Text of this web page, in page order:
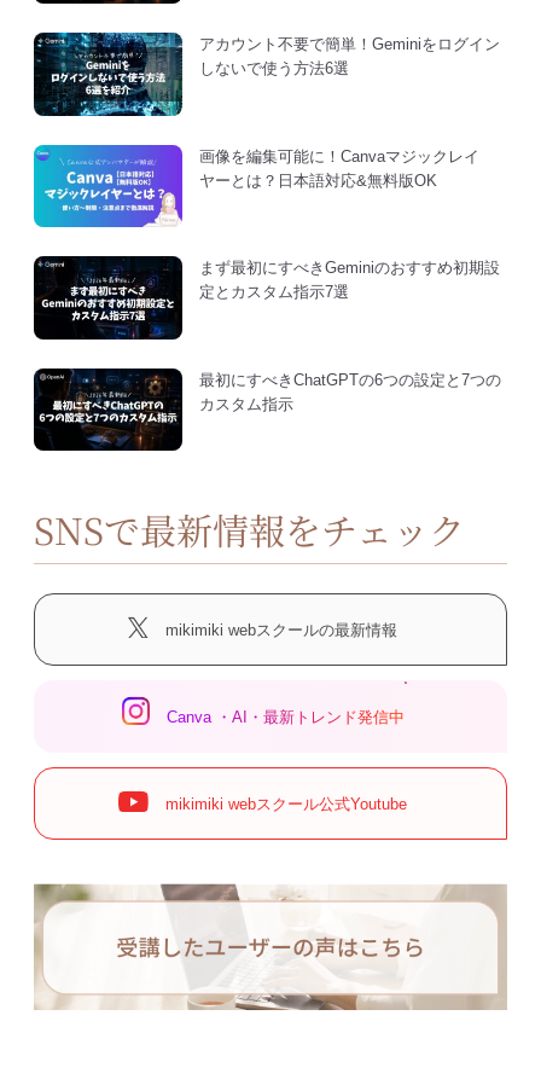
アカウント不要で簡単！Geminiをログイン
しないで使う方法6選
画像を編集可能に！Canvaマジックレイ
ヤーとは？日本語対応&無料版OK
まず最初にすべきGeminiのおすすめ初期設
定とカスタム指示7選
最初にすべきChatGPTの6つの設定と7つの
カスタム指示
SNSで最新情報をチェック
mikimiki webスクールの最新情報
Canva ・AI・最新トレンド発信中
mikimiki webスクール公式Youtube